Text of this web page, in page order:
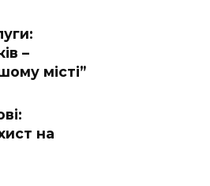
–
місті”
на